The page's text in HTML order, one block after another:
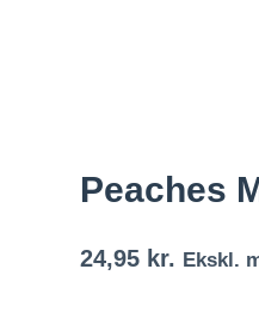
Peaches
24,95 kr. Ekskl.